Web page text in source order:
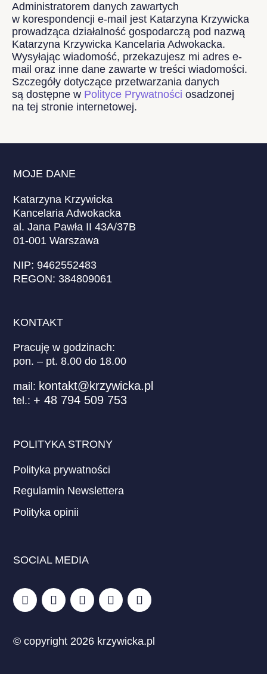
Administratorem danych zawartych
w korespondencji e-mail jest Katarzyna Krzywicka
prowadząca działalność gospodarczą pod nazwą
Katarzyna Krzywicka Kancelaria Adwokacka.
Wysyłając wiadomość, przekazujesz mi adres e-
mail oraz inne dane zawarte w treści wiadomości.
Szczegóły dotyczące przetwarzania danych
są dostępne w Polityce Prywatności osadzonej
na tej stronie internetowej.
MOJE DANE
Katarzyna Krzywicka
Kancelaria Adwokacka
al. Jana Pawła II 43A/37B
01-001 Warszawa
NIP: 9462552483
REGON: 384809061
KONTAKT
Pracuję w godzinach:
pon. – pt. 8.00 do 18.00
mail: kontakt@krzywicka.pl
tel.: + 48 794 509 753
POLITYKA STRONY
Polityka prywatności
Regulamin Newslettera
Polityka opinii
SOCIAL MEDIA
© copyright 2026 krzywicka.pl